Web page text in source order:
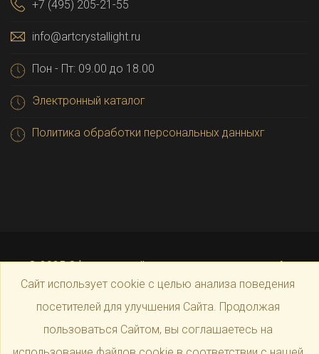
+7 (495) 205-21-55
info@artcrystallight.ru
Пон - Пт: 09.00 до 18.00
Электронный каталог
Политика обработки персональных данныхг
© 2025 Официальный магазин производителяArt
Crystal Light
Сайт использует cookie с целью анализа поведения
посетителей для улучшения Сайта. Продолжая
пользоваться Сайтом, вы соглашаетесь на